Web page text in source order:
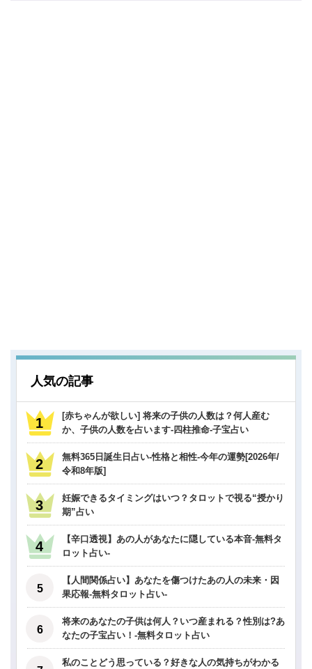
人気の記事
[赤ちゃんが欲しい] 将来の子供の人数は？何人産む
か、子供の人数を占います-四柱推命-子宝占い
無料365日誕生日占い-性格と相性-今年の運勢[2026年/
令和8年版]
妊娠できるタイミングはいつ？タロットで視る“授かり
期”占い
【辛口透視】あの人があなたに隠している本音-無料タ
ロット占い-
【人間関係占い】あなたを傷つけたあの人の未来・因
果応報-無料タロット占い-
将来のあなたの子供は何人？いつ産まれる？性別は?あ
なたの子宝占い！-無料タロット占い
私のことどう思っている？好きな人の気持ちがわかる